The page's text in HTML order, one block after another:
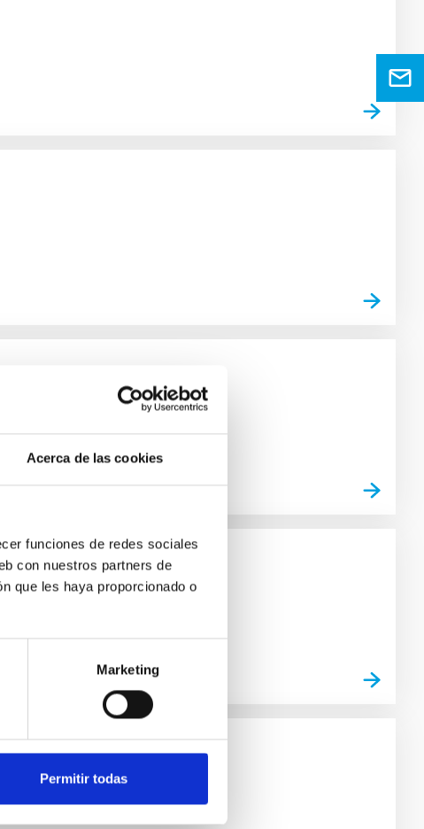
Acerca de las cookies
funciones de redes sociales
con nuestros partners de
que les haya proporcionado o
Marketing
Permitir todas